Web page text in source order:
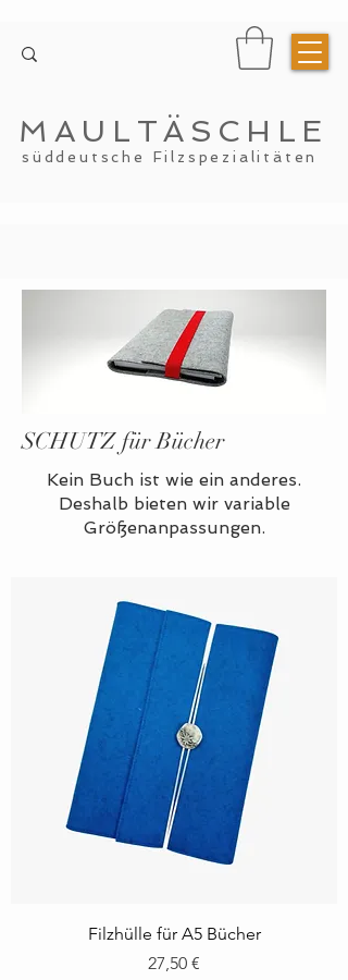
MAULTÄSCHLE
süddeutsche Filzspezialitäten
SCHUTZ für Bücher
Kein Buch ist wie ein anderes.
Deshalb bieten wir variable
Größenanpassungen.
Filzhülle für A5 Bücher
Preis
27,50 €